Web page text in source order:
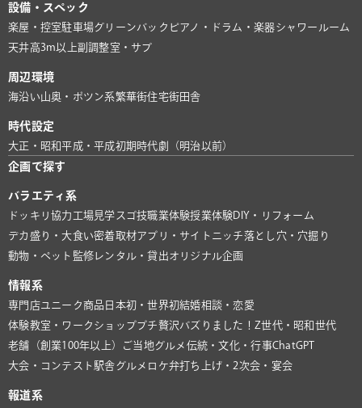
設備・スペック
楽屋・控室駐車場グリーンバック ピアノ・ドラム・楽器シャワールーム
天井高3m以上副調整室・サブ
周辺環境
海沿い山奥・ポツン系繁華街住宅街田舎
時代設定
大正・昭和平成・平成初期時代劇（明治以前）
企画で探す
バラエティ系
ドッキリ協力 工場見学 スゴ技職業体験授業体験DIY・リフォーム
デカ盛り・大食い密着取材アプリ・サイト ニッチ落とし穴・穴掘り
動物・ペット 監修レンタル・貸出オリジナル企画
情報系
専門店ユニーク商品 日本初・世界初結婚相談・恋愛
体験教室・ワークショッププチ贅沢バズりました！ Z世代・昭和世代
老舗（創業100年以上）
ご当地グルメ 伝統・文化・行事ChatGPT
大会・コンテスト 駅舎グルメ ロケ弁打ち上げ・2次会・宴会
報道系